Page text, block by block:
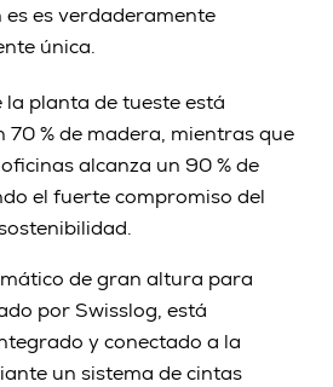
es verdaderamente
única.
planta de tueste está
70 % de madera, mientras que
alcanza un 90 % de
el fuerte compromiso del
de gran altura para
por Swisslog, está
y conectado a la
un sistema de cintas